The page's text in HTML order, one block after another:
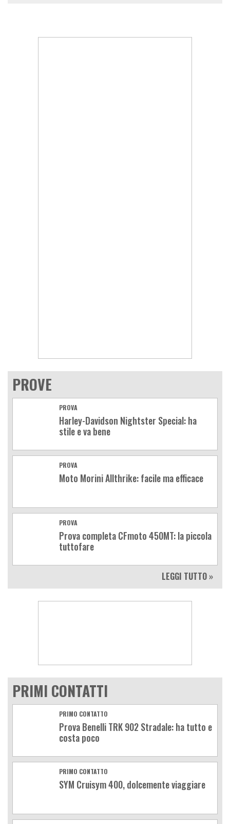
PROVE
PROVA
Harley-Davidson Nightster Special: ha
stile e va bene
PROVA
Moto Morini Allthrike: facile ma efficace
PROVA
Prova completa CFmoto 450MT: la piccola
tuttofare
LEGGI TUTTO »
PRIMI CONTATTI
PRIMO CONTATTO
Prova Benelli TRK 902 Stradale: ha tutto e
costa poco
PRIMO CONTATTO
SYM Cruisym 400, dolcemente viaggiare